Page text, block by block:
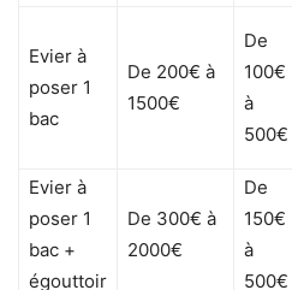
Evier à
poser 1
bac
De 200€ à
1500€
De
100€
à
500€
Evier à
poser 1
bac +
égouttoir
De 300€ à
2000€
De
150€
à
500€